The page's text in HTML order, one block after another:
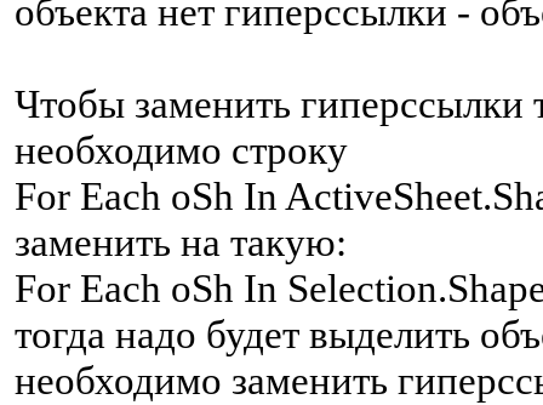
объекта нет гиперссылки -
Чтобы заменить гиперссылки
необходимо строку
For Each oSh In
заменить на такую:
For Each oSh In
тогда надо будет выделить
необходимо заменить